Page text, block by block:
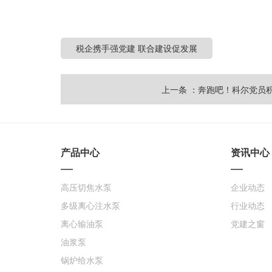
税企携手强党建 联合建设促发展
上一条 ：奔跑吧！科尔党员
产品中心
高压切焦水泵
多级离心注水泵
离心输油泵
油浆泵
锅炉给水泵
资讯中心
企业动态
行业动态
党建之窗